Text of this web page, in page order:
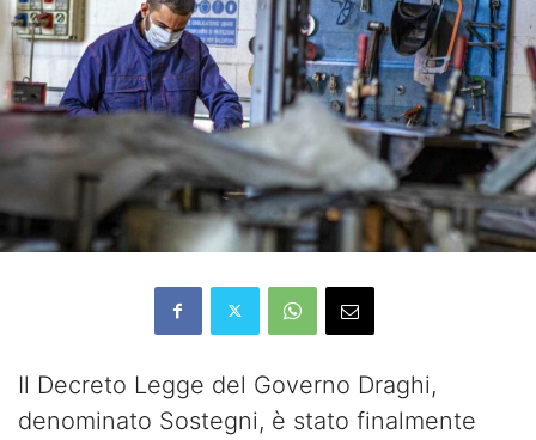
Il Decreto Legge del Governo Draghi,
denominato Sostegni, è stato finalmente